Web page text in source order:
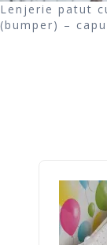
Lenjerie patut
(bumper) –